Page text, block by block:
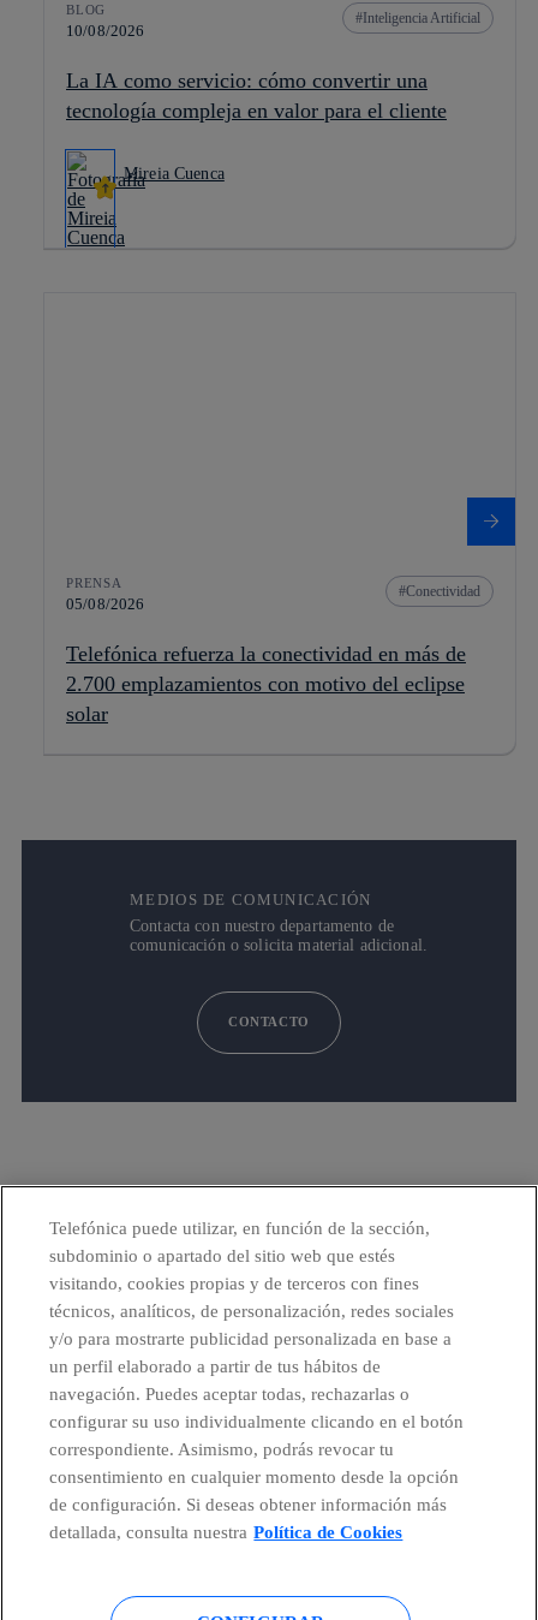
BLOG
10/08/2026
Inteligencia Artificial
La IA como servicio: cómo convertir una
tecnología compleja en valor para el cliente
Mireia Cuenca
PRENSA
05/08/2026
Conectividad
Telefónica refuerza la conectividad en más de
2.700 emplazamientos con motivo del eclipse
solar
MEDIOS DE COMUNICACIÓN
Contacta con nuestro departamento de
comunicación o solicita material adicional.
CONTACTO
Ofrecer la mejor experiencia
digital a nuestros clientes.
facebook linkedin twitter instagram
CONTACTO
Telefónica puede utilizar, en función de la sección,
subdominio o apartado del sitio web que estés
visitando, cookies propias y de terceros con fines
técnicos, analíticos, de personalización, redes sociales
y/o para mostrarte publicidad personalizada en base a
un perfil elaborado a partir de tus hábitos de
navegación. Puedes aceptar todas, rechazarlas o
configurar su uso individualmente clicando en el botón
correspondiente. Asimismo, podrás revocar tu
consentimiento en cualquier momento desde la opción
de configuración. Si deseas obtener información más
detallada, consulta nuestra Política de Cookies